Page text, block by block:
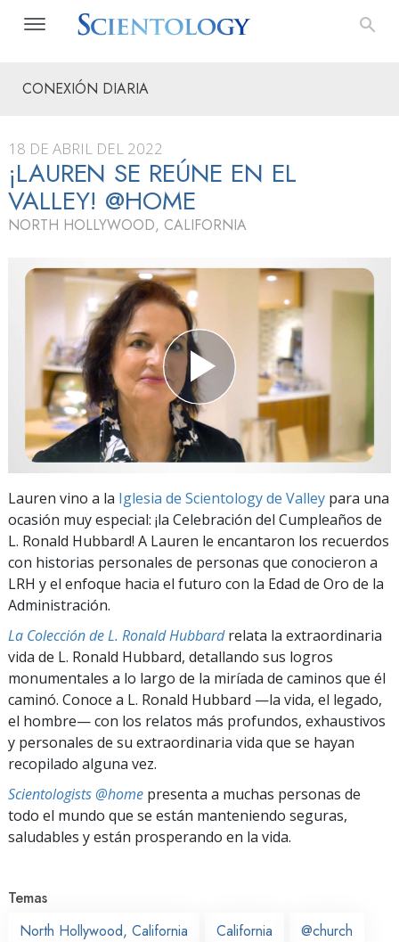
CONEXIÓN DIARIA
18 DE ABRIL DEL 2022
¡LAUREN SE REÚNE EN EL
VALLEY! @HOME
NORTH HOLLYWOOD, CALIFORNIA
Lauren vino a la Iglesia de Scientology de Valley para una
ocasión muy especial: ¡la Celebración del Cumpleaños de
L. Ronald Hubbard! A Lauren le encantaron los recuerdos
con historias personales de personas que conocieron a
LRH y el enfoque hacia el futuro con la Edad de Oro de la
Administración.
La Colección de L. Ronald Hubbardrelata la extraordinaria
vida de L. Ronald Hubbard, detallando sus logros
monumentales a lo largo de la miríada de caminos que él
caminó. Conoce a L. Ronald Hubbard —la vida, el legado,
el hombre— con los relatos más profundos, exhaustivos
y personales de su extraordinaria vida que se hayan
recopilado alguna vez.
Scientologists @home presenta a muchas personas de
todo el mundo que se están manteniendo seguras,
saludables y están prosperando en la vida.
Temas
North Hollywood, California
California @church